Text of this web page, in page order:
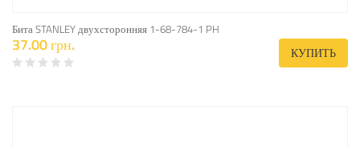
Бита STANLEY двухсторонняя 1-68-784-1 PH
37.00 грн. КУПИТЬ